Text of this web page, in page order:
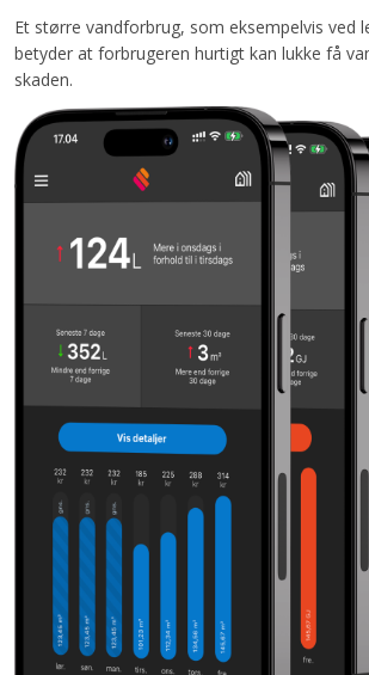
Et større vandforbrug, som eksempelvis ved
betyder at forbrugeren hurtigt kan lukke få
skaden.